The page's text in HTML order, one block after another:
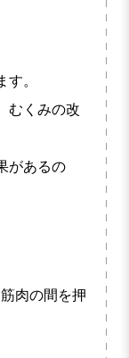
。
むくみの改
があるの
肉の間を押